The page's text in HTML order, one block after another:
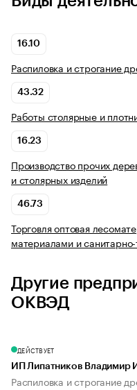
16.10
Распиловка и строгание
43.32
Работы столярные и
16.23
Производство прочих
и столярных изделий
46.73
Торговля оптовая
материалами и
Другие
ОКВЭД
ДЕЙСТВУЕТ
ИП Липатников Владимир
Распиловка и строгание